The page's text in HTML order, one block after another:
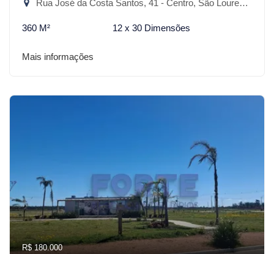
Rua José da Costa Santos, 41 - Centro, São Lourenço do Sul-RS
360 M² 12 x 30 Dimensões
Mais informações
R$ 180.000